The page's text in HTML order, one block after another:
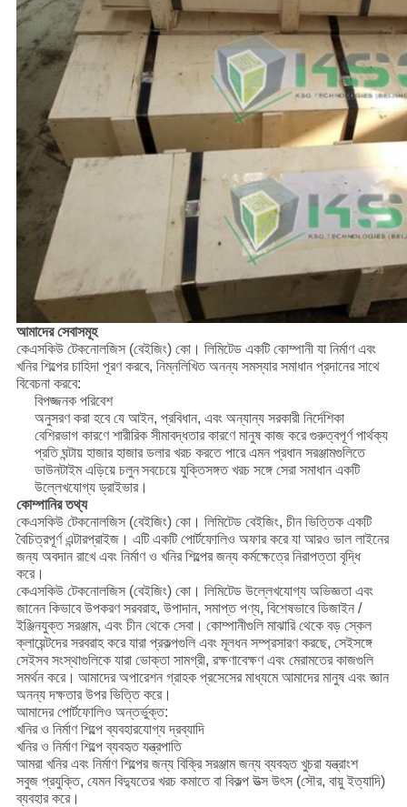
আমাদের সেবাসমূহ
কেএসকিউ টেকনোলজিস (বেইজিং) কো। লিমিটেড একটি কোম্পানী যা নির্মাণ এবং
খনির শিল্পের চাহিদা পূরণ করবে, নিম্নলিখিত অনন্য সমস্যার সমাধান প্রদানের সাথে
বিবেচনা করবে:
বিপজ্জনক পরিবেশ
অনুসরণ করা হবে যে আইন, প্রবিধান, এবং অন্যান্য সরকারী নির্দেশিকা
বেশিরভাগ কারণে শারীরিক সীমাবদ্ধতার কারণে মানুষ কাজ করে গুরুত্বপূর্ণ পার্থক্য
প্রতি ঘন্টায় হাজার হাজার ডলার খরচ করতে পারে এমন প্রধান সরঞ্জামগুলিতে
ডাউনটাইম এড়িয়ে চলুনসবচেয়ে যুক্তিসঙ্গত খরচ সঙ্গে সেরা সমাধান একটি
উল্লেখযোগ্য ড্রাইভার।
কোম্পানির তথ্য
কেএসকিউ টেকনোলজিস (বেইজিং) কো। লিমিটেড বেইজিং, চীন ভিত্তিক একটি
বৈচিত্রপূর্ণ এন্টারপ্রাইজ। এটি একটি পোর্টফোলিও অফার করে যা আরও ভাল লাইনের
জন্য অবদান রাখে এবং নির্মাণ ও খনির শিল্পের জন্য কর্মক্ষেত্রে নিরাপত্তা বৃদ্ধি
করে।
কেএসকিউ টেকনোলজিস (বেইজিং) কো। লিমিটেড উল্লেখযোগ্য অভিজ্ঞতা এবং
জানেন কিভাবে উপকরণ সরবরাহ, উপাদান, সমাপ্ত পণ্য, বিশেষভাবে ডিজাইন /
ইঞ্জিনযুক্ত সরঞ্জাম, এবং চীন থেকে সেবা। কোম্পানীগুলি মাঝারি থেকে বড় স্কেল
ক্লায়েন্টদের সরবরাহ করে যারা প্রকল্পগুলি এবং মূলধন সম্প্রসারণ করছে, সেইসঙ্গে
সেইসব সংস্থাগুলিকে যারা ভোক্তা সামগ্রী, রক্ষণাবেক্ষণ এবং মেরামতের কাজগুলি
সমর্থন করে। আমাদের অপারেশন গ্রাহক প্রসেসের মাধ্যমে আমাদের মানুষ এবং জ্ঞান
অনন্য দক্ষতার উপর ভিত্তি করে।
আমাদের পোর্টফোলিও অন্তর্ভুক্ত:
খনির ও নির্মাণ শিল্পে ব্যবহারযোগ্য দ্রব্যাদি
খনির ও নির্মাণ শিল্পে ব্যবহৃত যন্ত্রপাতি
আমরা খনির এবং নির্মাণ শিল্পের জন্য বিক্রি সরঞ্জাম জন্য ব্যবহৃত খুচরা যন্ত্রাংশ
সবুজ প্রযুক্তি, যেমন বিদ্যুতের খরচ কমাতে বা বিকল্প উত্স উৎস (সৌর, বায়ু ইত্যাদি)
ব্যবহার করে।